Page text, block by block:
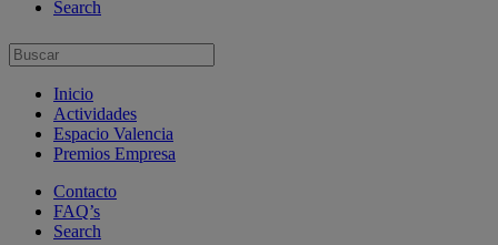
Search
Inicio
Actividades
Espacio Valencia
Premios Empresa
Contacto
FAQ’s
Search